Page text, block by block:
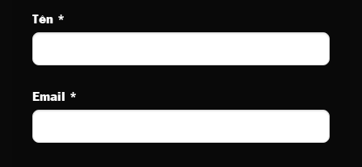
Tên *
Email *